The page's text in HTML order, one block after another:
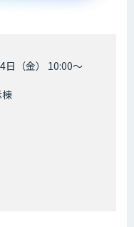
（金） 10:00～